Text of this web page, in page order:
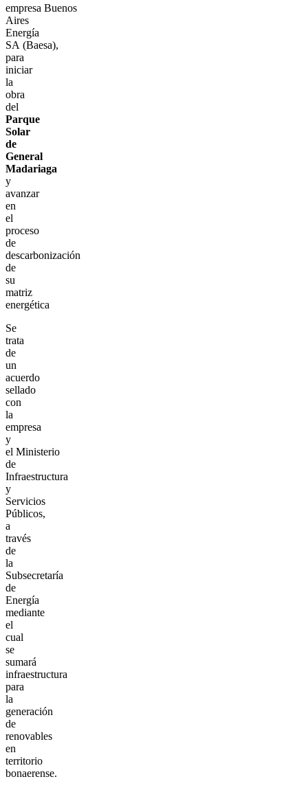
empresa Buenos
Aires
Energía
SA (Baesa),
para
iniciar
la
obra
del
Parque
Solar
de
General
Madariaga
y
avanzar
en
el
proceso
de
descarbonización
de
su
matriz
energética
Se
trata
de
un
acuerdo
sellado
con
la
empresa
y
el Ministerio
de
Infraestructura
y
Servicios
Públicos,
a
través
de
la
Subsecretaría
de
Energía
mediante
el
cual
se
sumará
infraestructura
para
la
generación
de
renovables
en
territorio
bonaerense.